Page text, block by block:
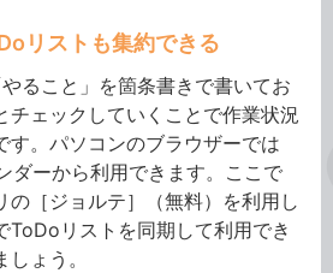
リストも集約できる
ること」を箇条書きで書いてお
チェックしていくことで作業状況
す。パソコンのブラウザーでは
ダーから利用できます。ここで
の［ジョルテ］（無料）を利用し
ToDoリストを同期して利用でき
ょう。